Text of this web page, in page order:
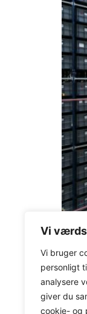
Vi
Vi bruger
personligt
analysere
giver du
cookie- og
Om